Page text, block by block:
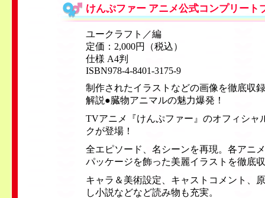
けんぷファー アニメ公式コンプリート
ユークラフト／編
定価：2,000円（税込）
仕様 A4判
ISBN978-4-8401-3175-9
制作されたイラストなどの画像を徹底収
解説●臓物アニマルの魅力爆発！
TVアニメ『けんぷファー』のオフィシャ
クが登場！
全エピソード、名シーンを再現。各アニ
パッケージを飾った美麗イラストを徹底
キャラ＆美術設定、キャストコメント、
し小説などなど読み物も充実。